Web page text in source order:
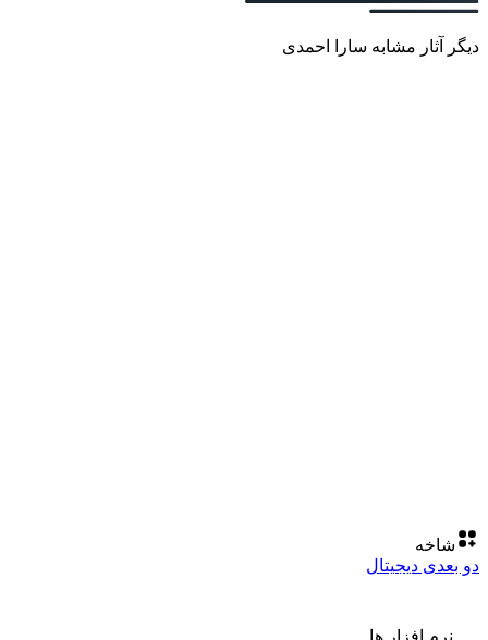
دیگر آثار مشابه سارا احمدی
شاخه
دو بعدی دیجیتال